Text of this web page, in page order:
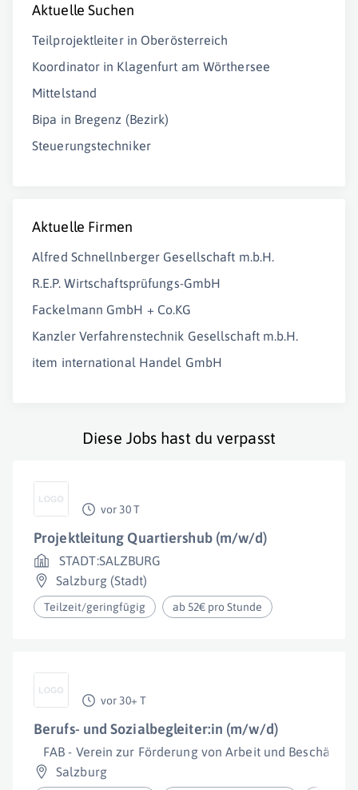
Aktuelle Suchen
Teilprojektleiter in Oberösterreich
Koordinator in Klagenfurt am Wörthersee
Mittelstand
Bipa in Bregenz (Bezirk)
Steuerungstechniker
Aktuelle Firmen
Alfred Schnellnberger Gesellschaft m.b.H.
R.E.P. Wirtschaftsprüfungs-GmbH
Fackelmann GmbH + Co.KG
Kanzler Verfahrenstechnik Gesellschaft m.b.H.
item international Handel GmbH
Diese Jobs hast du verpasst
vor 30 T
Projektleitung Quartiershub (m/w/d)
STADT:SALZBURG
Salzburg (Stadt)
Teilzeit/geringfügig ab 52€ pro Stunde
vor 30+ T
Berufs- und Sozialbegleiter:in (m/w/d)
FAB - Verein zur Förderung von Arbeit und
Salzburg